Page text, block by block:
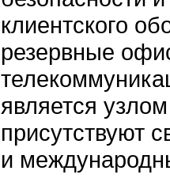
клиентского
резервные
является
присутствуют
и